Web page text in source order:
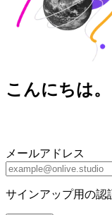
こんにちは。
メールアドレス
サインアップ用の認